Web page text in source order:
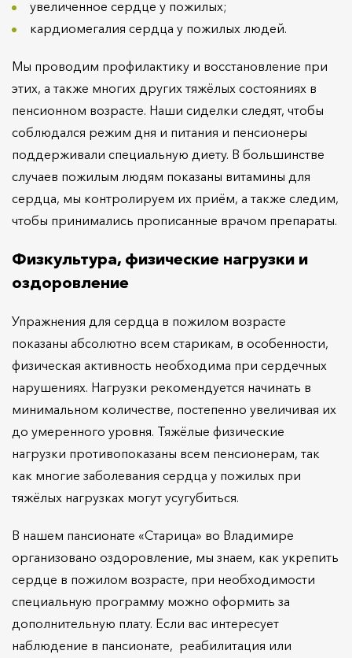
увеличенное сердце у пожилых;
кардиомегалия сердца у пожилых людей.
Мы проводим профилактику и восстановление при
этих, а также многих других тяжёлых состояниях в
пенсионном возрасте. Наши сиделки следят, чтобы
соблюдался режим дня и питания и пенсионеры
поддерживали специальную диету. В большинстве
случаев пожилым людям показаны витамины для
сердца, мы контролируем их приём, а также следим,
чтобы принимались прописанные врачом препараты.
Физкультура, физические нагрузки и
оздоровление
Упражнения для сердца в пожилом возрасте
показаны абсолютно всем старикам, в особенности,
физическая активность необходима при сердечных
нарушениях. Нагрузки рекомендуется начинать в
минимальном количестве, постепенно увеличивая их
до умеренного уровня. Тяжёлые физические
нагрузки противопоказаны всем пенсионерам, так
как многие заболевания сердца у пожилых при
тяжёлых нагрузках могут усугубиться.
В нашем пансионате «Старица» во Владимире
организовано оздоровление, мы знаем, как укрепить
сердце в пожилом возрасте, при необходимости
специальную программу можно оформить за
дополнительную плату. Если вас интересует
наблюдение в пансионате, реабилитация или